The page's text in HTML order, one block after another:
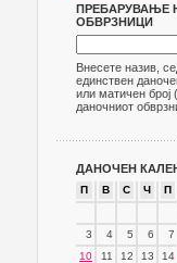
ПРЕБАРУВАЊЕ
ОБВРЗНИЦИ
Внесете назив,
единствен
или матичен
даночниот
ДАНОЧЕН
П В С Ч П
3
4 5 6 7
10
11 12 13 14